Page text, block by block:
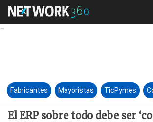
El ERP sobre
Fabricantes Mayoristas TicPymes
El ERP sobre todo debe ser